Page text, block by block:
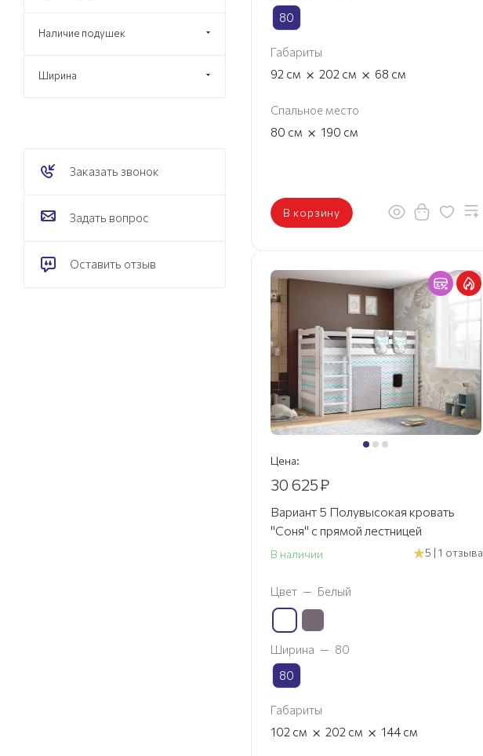
80
Габариты
92 см × 202 см × 68 см
Спальное место
80 см × 190 см
В корзину
Цена:
30 625₽
Вариант 5 Полувысокая кровать
"Соня" с прямой лестницей
В наличии 5 | 1 отзыва
Цвет — Белый
Ширина — 80
80
Габариты
102 см × 202 см × 144 см
Наличие подушек
Ширина
Заказать звонок
Задать вопрос
Оставить отзыв